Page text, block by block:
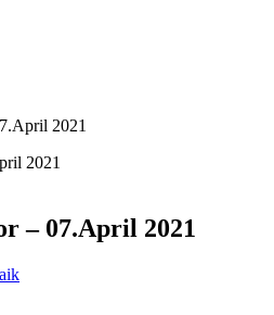
2021
– 07.April 2021